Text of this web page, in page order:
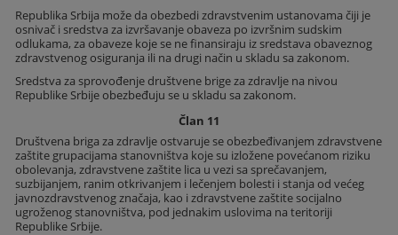
Republika Srbija može da obezbedi zdravstvenim ustanovama čiji je
osnivač i sredstva za izvršavanje obaveza po izvršnim sudskim
odlukama, za obaveze koje se ne finansiraju iz sredstava obaveznog
zdravstvenog osiguranja ili na drugi način u skladu sa zakonom.
Sredstva za sprovođenje društvene brige za zdravlje na nivou
Republike Srbije obezbeđuju se u skladu sa zakonom.
Član 11
Društvena briga za zdravlje ostvaruje se obezbeđivanjem zdravstvene
zaštite grupacijama stanovništva koje su izložene povećanom riziku
obolevanja, zdravstvene zaštite lica u vezi sa sprečavanjem,
suzbijanjem, ranim otkrivanjem i lečenjem bolesti i stanja od većeg
javnozdravstvenog značaja, kao i zdravstvene zaštite socijalno
ugroženog stanovništva, pod jednakim uslovima na teritoriji
Republike Srbije.